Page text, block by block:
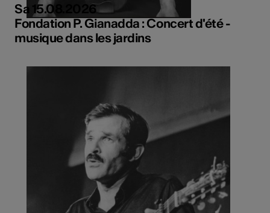
Sa 15.08.2026
Fondation P. Gianadda : Concert d'été -
musique dans les jardins